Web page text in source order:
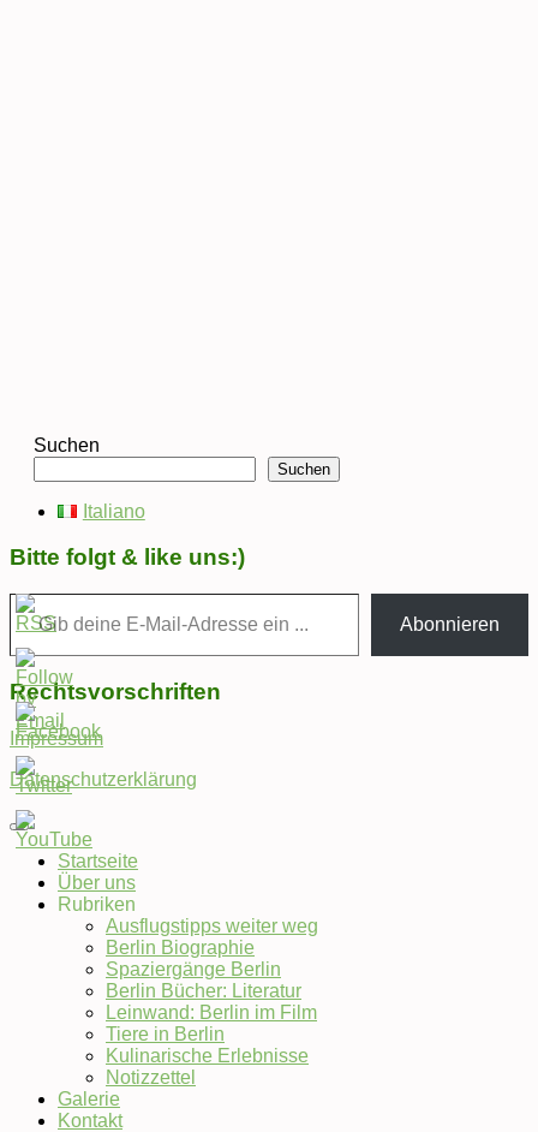
Suchen
Suchen
Italiano
Bitte folgt & like uns:)
Set
Youtube
Channel
Gib deine E-Mail-Adresse ein ...
Abonnieren
Rechtsvorschriften
Impressum
Datenschutzerklärung
Startseite
Über uns
Rubriken
Ausflugstipps weiter weg
Berlin Biographie
Spaziergänge Berlin
Berlin Bücher: Literatur
Leinwand: Berlin im Film
Tiere in Berlin
Kulinarische Erlebnisse
Notizzettel
Galerie
Kontakt